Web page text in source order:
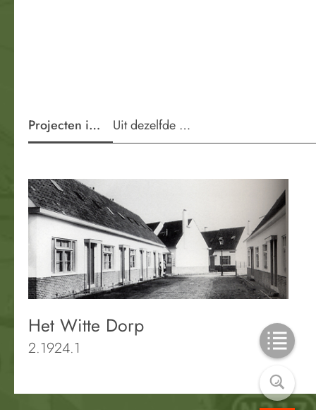
Projecten in de wijkUit dezelfde periode
Het Witte Dorp
2.1924.1